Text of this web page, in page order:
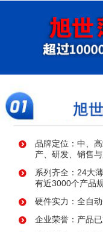
品牌定位：中、
产、研发、销售与
系列齐全：24大
有近3000个产品
硬件实力：全自
企业荣誉：产品